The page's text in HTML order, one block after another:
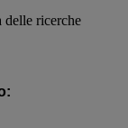
delle ricerche